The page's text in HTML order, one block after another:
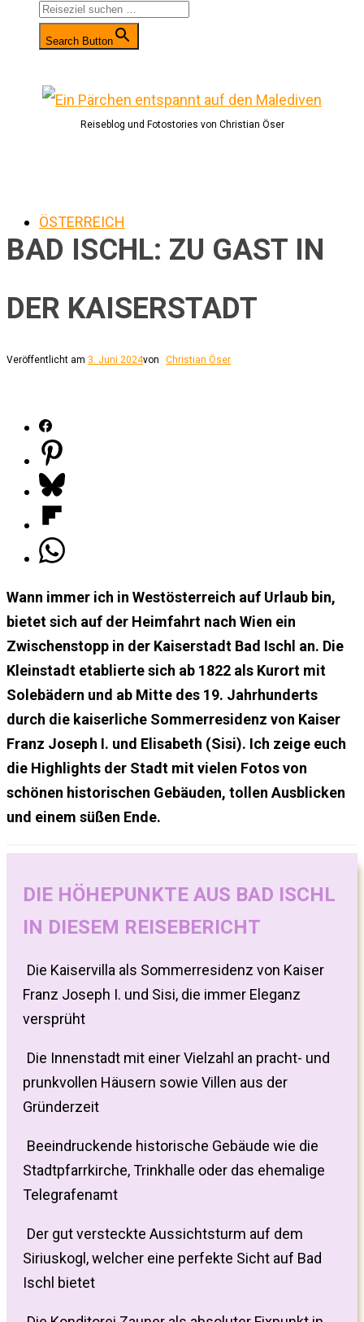
Search Button
Reiseblog und Fotostories von Christian Öser
ÖSTERREICH
BAD ISCHL: ZU GAST IN
DER KAISERSTADT
Veröffentlicht am 3. Juni 2024von Christian Öser
Wann immer ich in Westösterreich auf Urlaub bin,
bietet sich auf der Heimfahrt nach Wien ein
Zwischenstopp in der Kaiserstadt Bad Ischl an. Die
Kleinstadt etablierte sich ab 1822 als Kurort mit
Solebädern und ab Mitte des 19. Jahrhunderts
durch die kaiserliche Sommerresidenz von Kaiser
Franz Joseph I. und Elisabeth (Sisi). Ich zeige euch
die Highlights der Stadt mit vielen Fotos von
schönen historischen Gebäuden, tollen Ausblicken
und einem süßen Ende.
DIE HÖHEPUNKTE AUS BAD ISCHL
IN DIESEM REISEBERICHT
Die Kaiservilla als Sommerresidenz von Kaiser
Franz Joseph I. und Sisi, die immer Eleganz
versprüht
Die Innenstadt mit einer Vielzahl an pracht- und
prunkvollen Häusern sowie Villen aus der
Gründerzeit
Beeindruckende historische Gebäude wie die
Stadtpfarrkirche, Trinkhalle oder das ehemalige
Telegrafenamt
Der gut versteckte Aussichtsturm auf dem
Siriuskogl, welcher eine perfekte Sicht auf Bad
Ischl bietet